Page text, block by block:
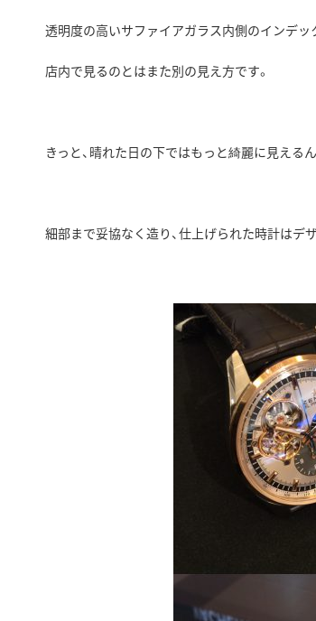
透明度の高いサファイアガラス内側のインデッ
店内で見るのとはまた別の見え方です。
きっと、晴れた日の下ではもっと綺麗に見えるん
細部まで妥協なく造り、仕上げられた時計はデ